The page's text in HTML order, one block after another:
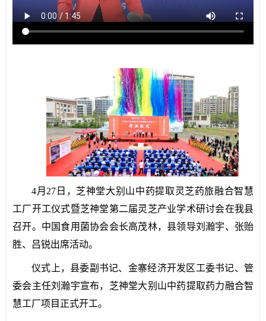
4月27日，芝神堂大别山中药提取灵芝药旅融合智慧
工厂开工仪式暨芝神堂第二届灵芝产业学术研讨会在我县
召开。中国食用菌协会会长高茂林，县领导刘瀚宇、张贻
胜、吕锐出席活动。
仪式上，县委副书记、金寨经济开发区工委书记、管
委会主任刘瀚宇宣布，芝神堂大别山中药提取药力融合智
慧工厂项目正式开工。